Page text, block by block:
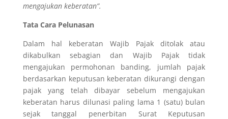
mengajukan keberatan”.
Tata Cara Pelunasan
Dalam hal keberatan Wajib Pajak ditolak atau
dikabulkan sebagian dan Wajib Pajak tidak
mengajukan permohonan banding, jumlah pajak
berdasarkan keputusan keberatan dikurangi dengan
pajak yang telah dibayar sebelum mengajukan
keberatan harus dilunasi paling lama 1 (satu) bulan
sejak tanggal penerbitan Surat Keputusan